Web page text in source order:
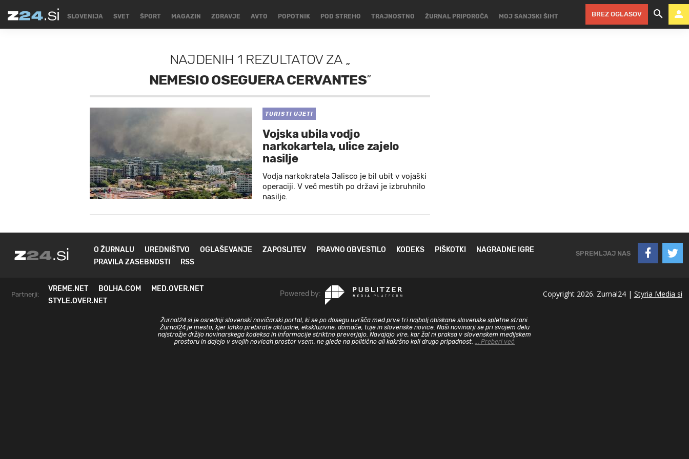
SLOVENIJA SVET ŠPORT MAGAZIN ZDRAVJE AVTO POPOTNIK POD STREHO TRAJNOSTNO ŽURNAL PRIPOROČA MOJ SANJSKI ŠIHT BREZ OGLASOV
NAJDENIH 1 REZULTATOVZA„
NEMESIO OSEGUERA CERVANTES”
TURISTI UJETI
Vojska ubila vodjo
narkokartela, ulice zajelo
nasilje
Vodja narkokratela Jalisco je bil ubit v vojaški
operaciji. V več mestih po državi je izbruhnilo
nasilje.
O ŽURNALU UREDNIŠTVO OGLAŠEVANJE ZAPOSLITEV PRAVNO OBVESTILO KODEKS PIŠKOTKI
NAGRADNE IGRE
PRAVILA ZASEBNOSTI
RSS
SPREMLJAJ NAS
Partnerji:
VREME.NET BOLHA.COM
MED.OVER.NET
STYLE.OVER.NET
Powered by: Copyright 2026. Zurnal24 | Styria Media si
Žurnal24.si je osrednji slovenski novičarski portal, ki se po dosegu uvršča med prve tri najbolj obiskane slovenske spletne strani.
Žurnal24 je mesto, kjer lahko prebirate aktualne, ekskluzivne, domače, tuje in slovenske novice. Naši novinarji se pri svojem delu
najstrožje držijo novinarskega kodeksa in informacije striktno preverjajo. Navajajo vire, kar žal ni praksa v slovenskem medijskem
prostoru in dajejo v svojih novicah prostor vsem, ne glede na politično ali kakršno koli drugo pripadnost. ... Preberi več